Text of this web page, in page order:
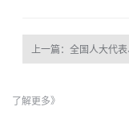
了解更多》